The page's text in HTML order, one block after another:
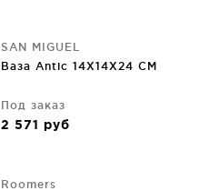
SAN MIGUEL
Ваза Antic 14X14X24 CM
Под заказ
2 571 руб
Roomers